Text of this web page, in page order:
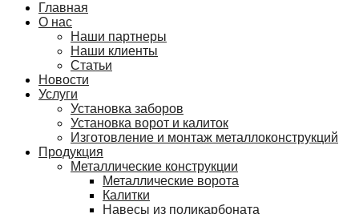
Главная
О нас
Наши партнеры
Наши клиенты
Статьи
Новости
Услуги
Установка заборов
Установка ворот и калиток
Изготовление и монтаж металлоконструкций
Продукция
Металлические конструкции
Металлические ворота
Калитки
Навесы из поликарбоната